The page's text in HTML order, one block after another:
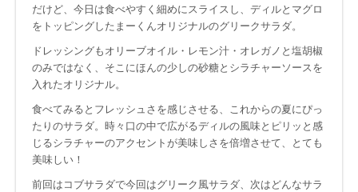
だけど、今日は食べやすく細めにスライスし、ディルとマグロ
をトッピングしたまーくんオリジナルのグリークサラダ。
ドレッシングもオリーブオイル・レモン汁・オレガノと塩胡椒
のみではなく、そこにほんの少しの砂糖とシラチャーソースを
入れたオリジナル。
食べてみるとフレッシュさを感じさせる、これからの夏にぴっ
たりのサラダ。時々口の中で広がるディルの風味とピリッと感
じるシラチャーのアクセントが美味しさを倍増させて、とても
美味しい！
前回はコブサラダで今回はグリーク風サラダ、次はどんなサラ